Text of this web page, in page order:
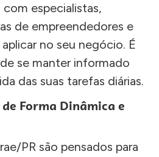
especialistas,
de empreendedores e
no seu negócio. É
se manter informado
das suas tarefas diárias.
Forma Dinâmica e
PR são pensados para